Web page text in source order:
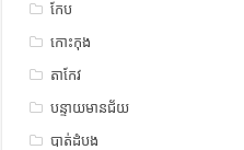
កែប
កោះកុង
តាកែវ
បន្ទាយមានជ័យ
បាត់ដំបង